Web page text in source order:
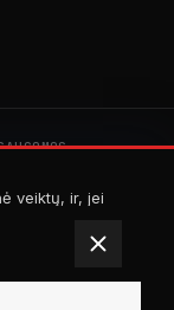
🚴
veiktų, ir, jei
turinį.